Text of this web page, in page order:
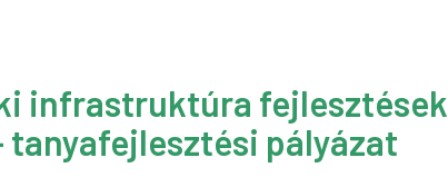
infrastruktúra fejlesztések
tanyafejlesztési pályázat